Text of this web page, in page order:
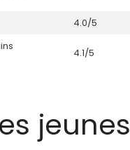
4.0/5
4.1/5
jeunes